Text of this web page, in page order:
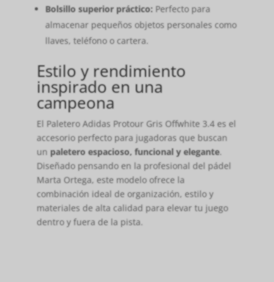
Bolsillo superior práctico:Perfecto para
almacenar pequeños objetos personales como
llaves, teléfono o cartera.
Estilo y rendimiento
inspirado en una
campeona
El Paletero Adidas Protour Gris Offwhite 3.4 es el
accesorio perfecto para jugadoras que buscan
un paletero espacioso, funcional y elegante.
Diseñado pensando en la profesional del pádel
Marta Ortega, este modelo ofrece la
combinación ideal de organización, estilo y
materiales de alta calidad para elevar tu juego
dentro y fuera de la pista.